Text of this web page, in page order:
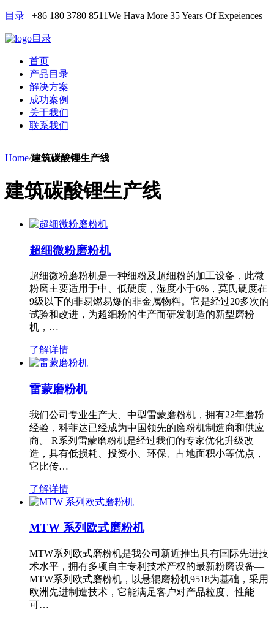
目录 +86 180 3780 8511We Hava More 35 Years Of Expeiences
目录
首页
产品目录
解决方案
成功案例
关于我们
联系我们
Home/建筑碳酸锂生产线
建筑碳酸锂生产线
超细微粉磨粉机
超细微粉磨粉机是一种细粉及超细粉的加工设备，此微
粉磨主要适用于中、低硬度，湿度小于6%，莫氏硬度在
9级以下的非易燃易爆的非金属物料。它是经过20多次的
试验和改进，为超细粉的生产而研发制造的新型磨粉
机，…
了解详情
雷蒙磨粉机
我们公司专业生产大、中型雷蒙磨粉机，拥有22年磨粉
经验，科菲达已经成为中国领先的磨粉机制造商和供应
商。 R系列雷蒙磨粉机是经过我们的专家优化升级改
造，具有低损耗、投资小、环保、占地面积小等优点，
它比传…
了解详情
MTW 系列欧式磨粉机
MTW系列欧式磨粉机是我公司新近推出具有国际先进技
术水平，拥有多项自主专利技术产权的最新粉磨设备—
MTW系列欧式磨粉机，以悬辊磨粉机9518为基础，采用
欧洲先进制造技术，它能满足客户对产品粒度、性能
可…